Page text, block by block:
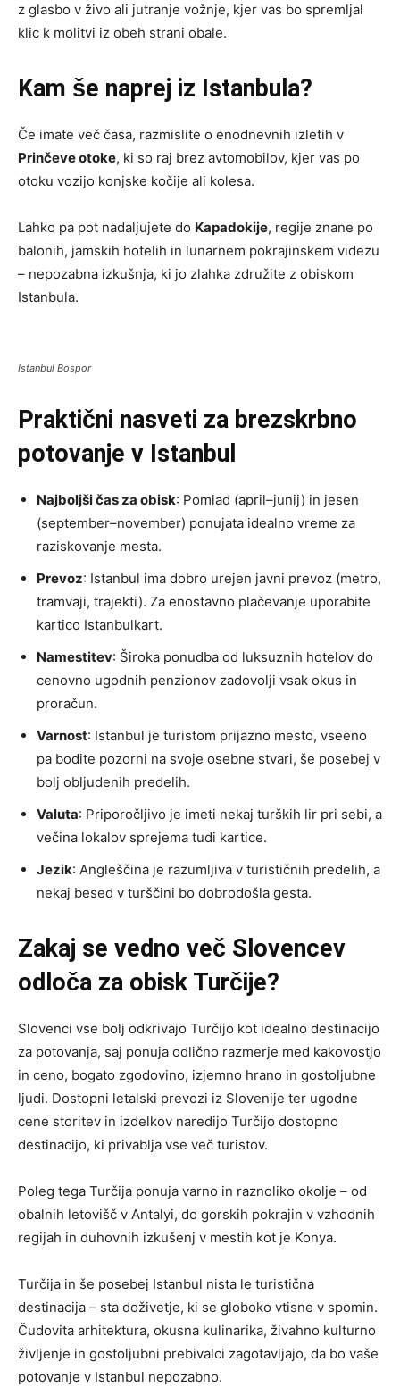
z glasbo v živo ali jutranje vožnje, kjer vas bo spremljal
klic k molitvi iz obeh strani obale.
Kam še naprej iz Istanbula?
Če imate več časa, razmislite o enodnevnih izletih v
Prinčeve otoke, ki so raj brez avtomobilov, kjer vas po
otoku vozijo konjske kočije ali kolesa.
Lahko pa pot nadaljujete do Kapadokije, regije znane po
balonih, jamskih hotelih in lunarnem pokrajinskem videzu
– nepozabna izkušnja, ki jo zlahka združite z obiskom
Istanbula.
Istanbul Bospor
Praktični nasveti za brezskrbno
potovanje v Istanbul
Najboljši čas za obisk: Pomlad (april–junij) in jesen
(september–november) ponujata idealno vreme za
raziskovanje mesta.
Prevoz: Istanbul ima dobro urejen javni prevoz (metro,
tramvaji, trajekti). Za enostavno plačevanje uporabite
kartico Istanbulkart.
Namestitev: Široka ponudba od luksuznih hotelov do
cenovno ugodnih penzionov zadovolji vsak okus in
proračun.
Varnost: Istanbul je turistom prijazno mesto, vseeno
pa bodite pozorni na svoje osebne stvari, še posebej v
bolj obljudenih predelih.
Valuta: Priporočljivo je imeti nekaj turških lir pri sebi, a
večina lokalov sprejema tudi kartice.
Jezik: Angleščina je razumljiva v turističnih predelih, a
nekaj besed v turščini bo dobrodošla gesta.
Zakaj se vedno več Slovencev
odloča za obisk Turčije?
Slovenci vse bolj odkrivajo Turčijo kot idealno destinacijo
za potovanja, saj ponuja odlično razmerje med kakovostjo
in ceno, bogato zgodovino, izjemno hrano in gostoljubne
ljudi. Dostopni letalski prevozi iz Slovenije ter ugodne
cene storitev in izdelkov naredijo Turčijo dostopno
destinacijo, ki privablja vse več turistov.
Poleg tega Turčija ponuja varno in raznoliko okolje – od
obalnih letovišč v Antalyi, do gorskih pokrajin v vzhodnih
regijah in duhovnih izkušenj v mestih kot je Konya.
Turčija in še posebej Istanbul nista le turistična
destinacija – sta doživetje, ki se globoko vtisne v spomin.
Čudovita arhitektura, okusna kulinarika, živahno kulturno
življenje in gostoljubni prebivalci zagotavljajo, da bo vaše
potovanje v Istanbul nepozabno.